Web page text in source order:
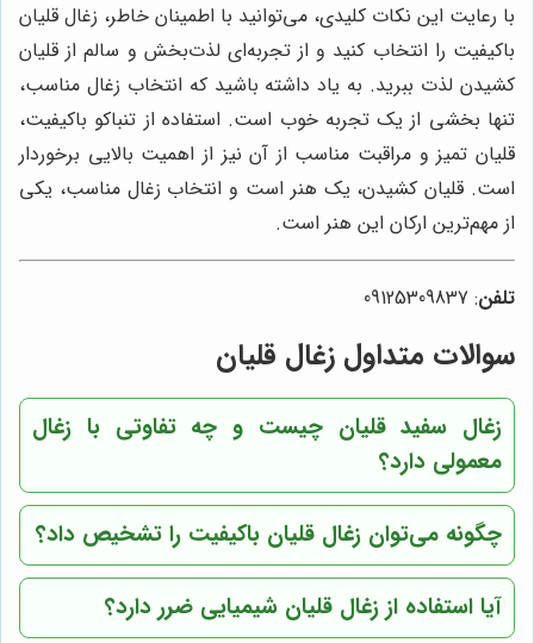
با رعایت این نکات کلیدی، می‌توانید با اطمینان خاطر، زغال قلیان
باکیفیت را انتخاب کنید و از تجربه‌ای لذت‌بخش و سالم از قلیان
کشیدن لذت ببرید. به یاد داشته باشید که انتخاب زغال مناسب،
تنها بخشی از یک تجربه خوب است. استفاده از تنباکو باکیفیت،
قلیان تمیز و مراقبت مناسب از آن نیز از اهمیت بالایی برخوردار
است. قلیان کشیدن، یک هنر است و انتخاب زغال مناسب، یکی
از مهم‌ترین ارکان این هنر است.
تلفن: 09125309837
سوالات متداول زغال قلیان
زغال سفید قلیان چیست و چه تفاوتی با زغال
معمولی دارد؟
چگونه می‌توان زغال قلیان باکیفیت را تشخیص داد؟
آیا استفاده از زغال قلیان شیمیایی ضرر دارد؟